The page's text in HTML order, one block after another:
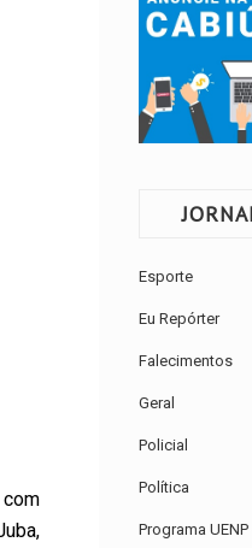
Esporte
Eu Repórter
Falecimentos
Geral
Policial
Política
Programa